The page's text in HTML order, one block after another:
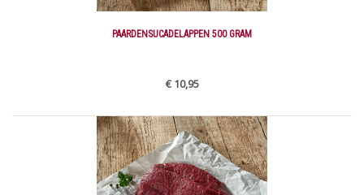
PAARDENSUCADELAPPEN 500 GRAM
€ 10,95